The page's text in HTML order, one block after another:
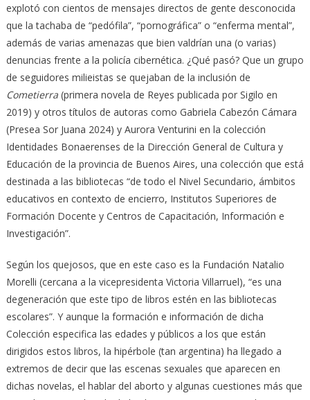
explotó con cientos de mensajes directos de gente desconocida
que la tachaba de “pedófila”, “pornográfica” o “enferma mental”,
además de varias amenazas que bien valdrían una (o varias)
denuncias frente a la policía cibernética. ¿Qué pasó? Que un grupo
de seguidores milieistas se quejaban de la inclusión de
Cometierra(primera novela de Reyes publicada por Sigilo en
2019) y otros títulos de autoras como Gabriela Cabezón Cámara
(Presea Sor Juana 2024) y Aurora Venturini en la colección
Identidades Bonaerenses de la Dirección General de Cultura y
Educación de la provincia de Buenos Aires, una colección que está
destinada a las bibliotecas “de todo el Nivel Secundario, ámbitos
educativos en contexto de encierro, Institutos Superiores de
Formación Docente y Centros de Capacitación, Información e
Investigación”.
Según los quejosos, que en este caso es la Fundación Natalio
Morelli (cercana a la vicepresidenta Victoria Villarruel), “es una
degeneración que este tipo de libros estén en las bibliotecas
escolares”. Y aunque la formación e información de dicha
Colección especifica las edades y públicos a los que están
dirigidos estos libros, la hipérbole (tan argentina) ha llegado a
extremos de decir que las escenas sexuales que aparecen en
dichas novelas, el hablar del aborto y algunas cuestiones más que